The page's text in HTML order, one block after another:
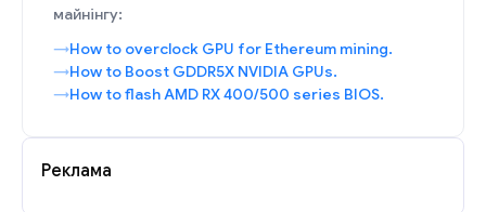
майнінгу:
How to overclock GPU for Ethereum mining.
How to Boost GDDR5X NVIDIA GPUs.
How to flash AMD RX 400/500 series BIOS.
Реклама